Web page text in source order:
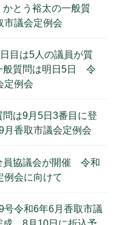
とう裕太の一般質
議会定例会
目は5人の議員が質
質問は明日5日 令
定例会
は9月5日3番目に登
香取市議会定例会
員協議会が開催 令和
例会に向けて
号令和6年6月香取市議